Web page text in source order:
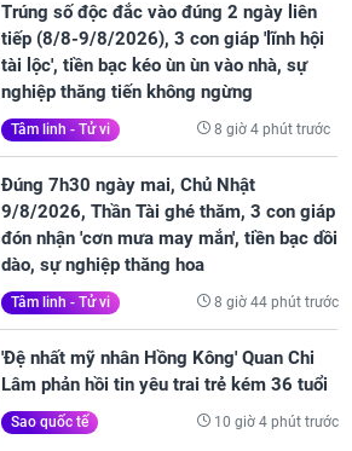
Trúng số độc đắc vào đúng 2 ngày liên
tiếp (8/8-9/8/2026), 3 con giáp 'lĩnh hội
tài lộc', tiền bạc kéo ùn ùn vào nhà, sự
nghiệp thăng tiến không ngừng
Tâm linh - Tử vi 8 giờ 4 phút trước
Đúng 7h30 ngày mai, Chủ Nhật
9/8/2026, Thần Tài ghé thăm, 3 con giáp
đón nhận 'cơn mưa may mắn', tiền bạc dồi
dào, sự nghiệp thăng hoa
Tâm linh - Tử vi 8 giờ 44 phút trước
'Đệ nhất mỹ nhân Hồng Kông' Quan Chi
Lâm phản hồi tin yêu trai trẻ kém 36 tuổi
Sao quốc tế 10 giờ 4 phút trước